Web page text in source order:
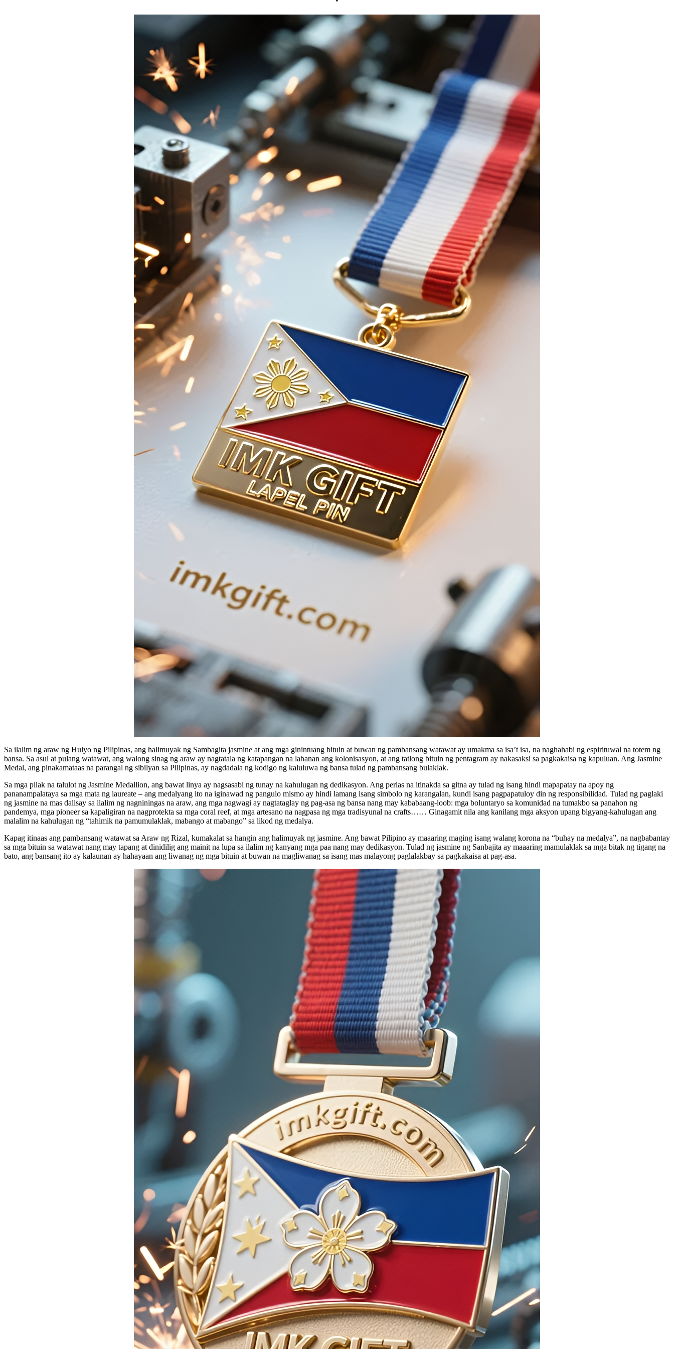
Sa ilalim ng araw ng Hulyo ng Pilipinas, ang halimuyak ng Sambagita jasmine at ang mga ginintuang bituin at buwan ng pambansang watawat ay umakma sa isa’t isa, na naghahabi ng espirituwal na totem ng
bansa. Sa asul at pulang watawat, ang walong sinag ng araw ay nagtatala ng katapangan na labanan ang kolonisasyon, at ang tatlong bituin ng pentagram ay nakasaksi sa pagkakaisa ng kapuluan. Ang Jasmine
Medal, ang pinakamataas na parangal ng sibilyan sa Pilipinas, ay nagdadala ng kodigo ng kaluluwa ng bansa tulad ng pambansang bulaklak.
Sa mga pilak na talulot ng Jasmine Medallion, ang bawat linya ay nagsasabi ng tunay na kahulugan ng dedikasyon. Ang perlas na itinakda sa gitna ay tulad ng isang hindi mapapatay na apoy ng
pananampalataya sa mga mata ng laureate – ang medalyang ito na iginawad ng pangulo mismo ay hindi lamang isang simbolo ng karangalan, kundi isang pagpapatuloy din ng responsibilidad. Tulad ng paglaki
ng jasmine na mas dalisay sa ilalim ng nagniningas na araw, ang mga nagwagi ay nagtataglay ng pag-asa ng bansa nang may kababaang-loob: mga boluntaryo sa komunidad na tumakbo sa panahon ng
pandemya, mga pioneer sa kapaligiran na nagprotekta sa mga coral reef, at mga artesano na nagpasa ng mga tradisyunal na crafts…… Ginagamit nila ang kanilang mga aksyon upang bigyang-kahulugan ang
malalim na kahulugan ng “tahimik na pamumulaklak, mabango at mabango” sa likod ng medalya.
Kapag itinaas ang pambansang watawat sa Araw ng Rizal, kumakalat sa hangin ang halimuyak ng jasmine. Ang bawat Pilipino ay maaaring maging isang walang korona na “buhay na medalya”, na nagbabantay
sa mga bituin sa watawat nang may tapang at dinidilig ang mainit na lupa sa ilalim ng kanyang mga paa nang may dedikasyon. Tulad ng jasmine ng Sanbajita ay maaaring mamulaklak sa mga bitak ng tigang na
bato, ang bansang ito ay kalaunan ay hahayaan ang liwanag ng mga bituin at buwan na magliwanag sa isang mas malayong paglalakbay sa pagkakaisa at pag-asa.